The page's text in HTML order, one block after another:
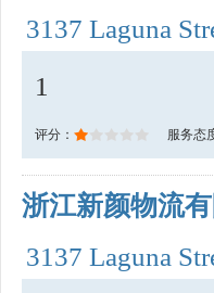
3137 Laguna
1
评分： 服务态
浙江新颜物流
3137 Laguna